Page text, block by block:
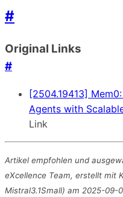
#
Original Links
#
[2504.19413]
Agents with
Link
Artikel empfohlen und
eXcellence Team, erstellt mit
Mistral3.1Small) am 2025-09-